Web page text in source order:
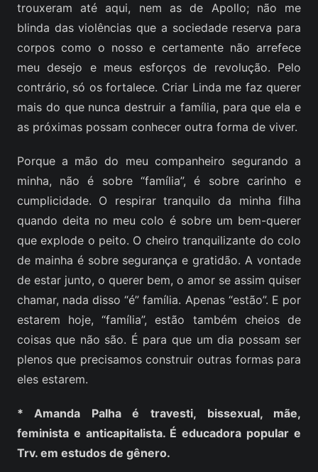
trouxeram até aqui, nem as de Apollo; não me
blinda das violências que a sociedade reserva para
corpos como o nosso e certamente não arrefece
meu desejo e meus esforços de revolução. Pelo
contrário, só os fortalece. Criar Linda me faz querer
mais do que nunca destruir a família, para que ela e
as próximas possam conhecer outra forma de viver.
Porque a mão do meu companheiro segurando a
minha, não é sobre “família”, é sobre carinho e
cumplicidade. O respirar tranquilo da minha filha
quando deita no meu colo é sobre um bem-querer
que explode o peito. O cheiro tranquilizante do colo
de mainha é sobre segurança e gratidão. A vontade
de estar junto, o querer bem, o amor se assim quiser
chamar, nada disso “é” família. Apenas “estão”. E por
estarem hoje, “família”, estão também cheios de
coisas que não são. É para que um dia possam ser
plenos que precisamos construir outras formas para
eles estarem.
* Amanda Palha é travesti, bissexual, mãe,
feminista e anticapitalista. É educadora popular e
Trv. em estudos de gênero.